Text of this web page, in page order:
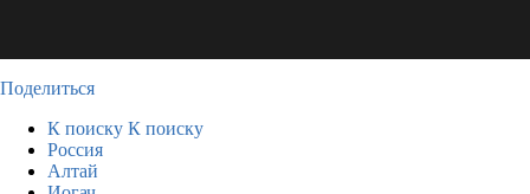
Поделиться
К поиску К поиску
Россия
Алтай